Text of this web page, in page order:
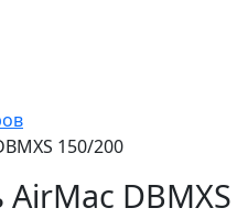
150/200
DBMXS